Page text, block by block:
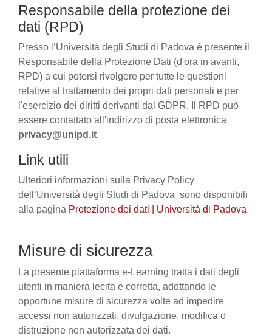
Responsabile della protezione dei
dati (RPD)
Presso l’Università degli Studi di Padova è presente il
Responsabile della Protezione Dati (d'ora in avanti,
RPD) a cui potersi rivolgere per tutte le questioni
relative al trattamento dei propri dati personali e per
l'esercizio dei diritti derivanti dal GDPR. Il RPD può
essere contattato all'indirizzo di posta elettronica
privacy@unipd.it.
Link utili
Ulteriori informazioni sulla Privacy Policy
dell’Università degli Studi di Padova sono disponibili
alla pagina Protezione dei dati | Università di Padova
Misure di sicurezza
La presente piattaforma e-Learning tratta i dati degli
utenti in maniera lecita e corretta, adottando le
opportune misure di sicurezza volte ad impedire
accessi non autorizzati, divulgazione, modifica o
distruzione non autorizzata dei dati.